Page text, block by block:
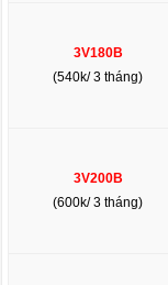
3V180B
(540k/ 3 tháng)
3V200B
(600k/ 3 tháng)